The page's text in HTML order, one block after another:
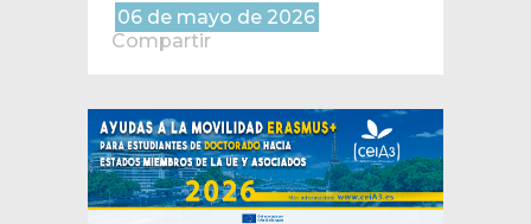
06 de mayo de 2026
Compartir